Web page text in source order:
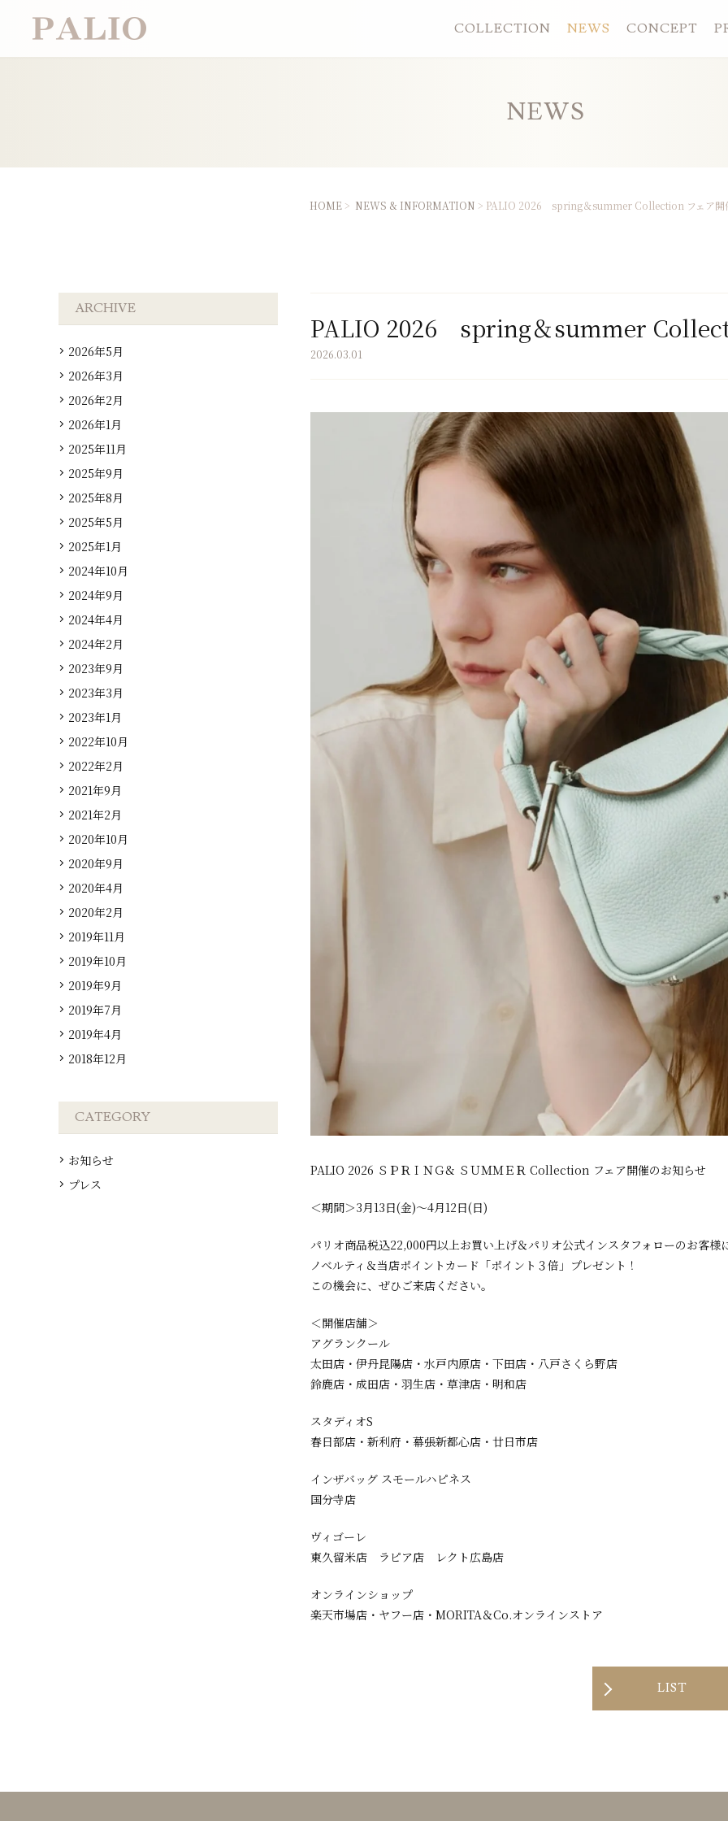
COLLECTION NEWS CONCEPT
NEWS
HOME> NEWS & INFORMATION > PALIO 2026 spring＆summer Collection フェア開
PALIO 2026 spring＆summer
2026.03.01
PALIO 2026 ＳＰＲＩＮＧ& ＳＵＭＭＥＲ Collection フェア開催のお知らせ
＜期間＞3月13日(金)～4月12日(日)
パリオ商品税込22,000円以上お買い上げ＆パリオ公式インスタフォローのお客様
ノベルティ＆当店ポイントカード「ポイント３倍」プレゼント！
この機会に、ぜひご来店ください。
＜開催店舗＞
アグランクール
太田店・伊丹昆陽店・水戸内原店・下田店・八戸さくら野店
鈴鹿店・成田店・羽生店・草津店・明和店
スタディオS
春日部店・新利府・幕張新都心店・廿日市店
インザバッグ スモールハピネス
国分寺店
ヴィゴーレ
東久留米店 ラピア店 レクト広島店
オンラインショップ
楽天市場店・ヤフー店・MORITA＆Co.オンラインストア
LIST
ARCHIVE
2026年5月
2026年3月
2026年2月
2026年1月
2025年11月
2025年9月
2025年8月
2025年5月
2025年1月
2024年10月
2024年9月
2024年4月
2024年2月
2023年9月
2023年3月
2023年1月
2022年10月
2022年2月
2021年9月
2021年2月
2020年10月
2020年9月
2020年4月
2020年2月
2019年11月
2019年10月
2019年9月
2019年7月
2019年4月
2018年12月
CATEGORY
お知らせ
プレス